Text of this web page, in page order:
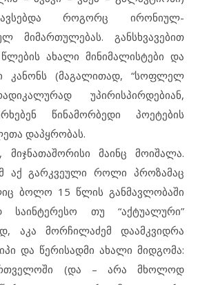
როგორც ირონიულ-
მიმართულებას. განსხვავებით
წლების ახალი მინიმალისტები და
კანონს (მაგალითად, “სოფლელ
უპირისპირდებიან,
წინამორბედი პოეტების
დაპყრობას.
მიჯნათაშორისი მაინც მოიშალა.
აქ გარკვეული როლი პროზამაც
ბოლო 15 წლის განმავლობაში
საინტერესო თუ “აქტუალური”
აკა მორჩილაძემ დაამკვიდრა
და წერისადმი ახალი მიდგომა:
(და – არა მხოლოდ